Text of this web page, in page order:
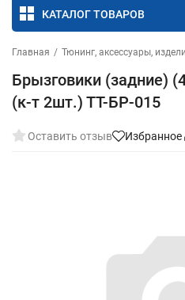
КАТАЛОГ ТОВАРОВ
Главная / Тюнинг, аксессуары,
Брызговики (задние)
(к-т 2шт.) ТТ-БР-015
Оставить отзыв Избранное